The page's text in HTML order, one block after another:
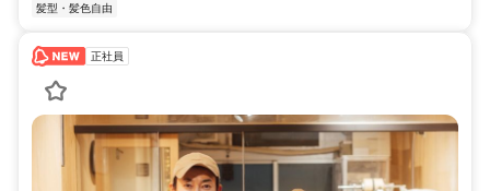
髪型・髪色自由
正社員